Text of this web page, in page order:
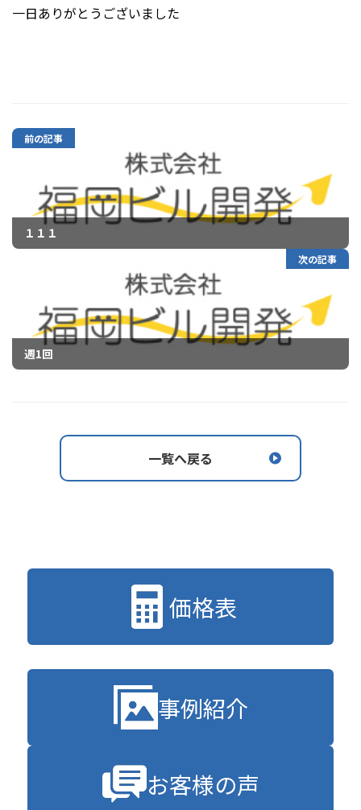
一日ありがとうございました
前の記事
１１１
次の記事
週1回
一覧へ戻る
価格表
事例紹介
お客様の声